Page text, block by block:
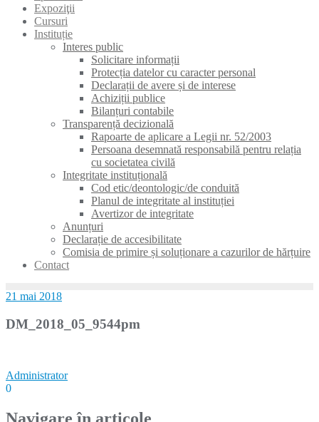
Expoziţii
Cursuri
Instituție
Interes public
Solicitare informații
Protecția datelor cu caracter personal
Declarații de avere și de interese
Achiziții publice
Bilanțuri contabile
Transparență decizională
Rapoarte de aplicare a Legii nr. 52/2003
Persoana desemnată responsabilă pentru relația
cu societatea civilă
Integritate instituțională
Cod etic/deontologic/de conduită
Planul de integritate al instituției
Avertizor de integritate
Anunțuri
Declarație de accesibilitate
Comisia de primire și soluționare a cazurilor de hărțuire
Contact
21 mai 2018
DM_2018_05_9544pm
Administrator
0